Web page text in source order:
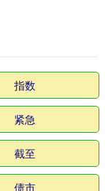
指数
紧急
截至
债市